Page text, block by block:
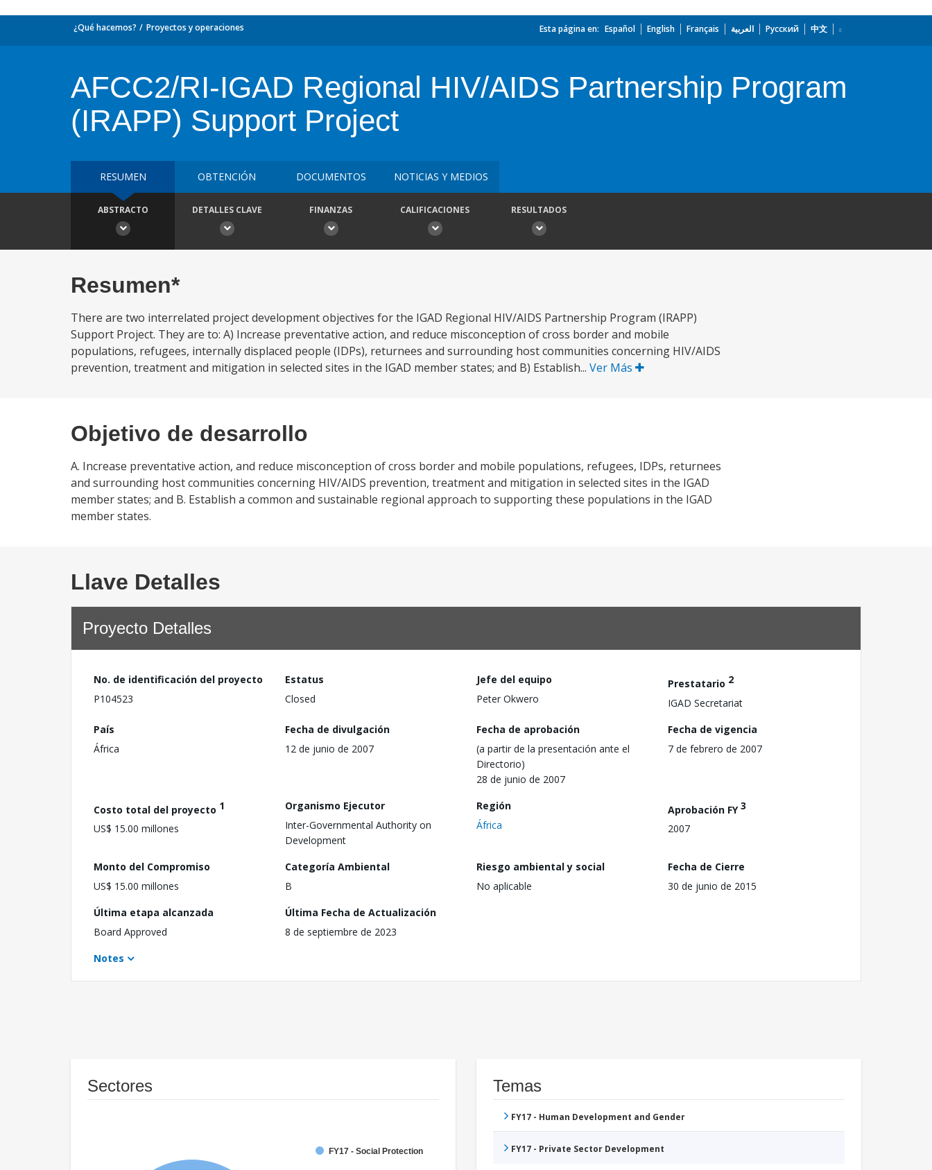
¿Qué hacemos? Proyectos y operaciones Esta página en: Español English Français العربية Русский 中文
AFCC2/RI-IGAD Regional HIV/AIDS Partnership Program
(IRAPP) Support Project
RESUMEN OBTENCIÓN DOCUMENTOS NOTICIAS Y MEDIOS
ABSTRACTO DETALLES CLAVE FINANZAS CALIFICACIONES RESULTADOS
Resumen*
There are two interrelated project development objectives for the IGAD Regional HIV/AIDS Partnership Program (IRAPP)
Support Project. They are to: A) Increase preventative action, and reduce misconception of cross border and mobile
populations, refugees, internally displaced people (IDPs), returnees and surrounding host communities concerning HIV/AIDS
prevention, treatment and mitigation in selected sites in the IGAD member states; and B) Establish... Ver Más
Objetivo de desarrollo
A. Increase preventative action, and reduce misconception of cross border and mobile populations, refugees, IDPs, returnees
and surrounding host communities concerning HIV/AIDS prevention, treatment and mitigation in selected sites in the IGAD
member states; and B. Establish a common and sustainable regional approach to supporting these populations in the IGAD
member states.
Llave Detalles
Proyecto Detalles
No. de identificación del proyecto
P104523
Estatus
Closed
Jefe del equipo
Peter Okwero
Prestatario 2
IGAD Secretariat
País
África
Fecha de divulgación
12 de junio de 2007
Fecha de aprobación
(a partir de la presentación ante el
Directorio)
28 de junio de 2007
Fecha de vigencia
7 de febrero de 2007
Costo total del proyecto 1
US$ 15.00 millones
Organismo Ejecutor
Inter-Governmental Authority on
Development
Región
África
Aprobación FY3
2007
Monto del Compromiso
US$ 15.00 millones
Categoría Ambiental
B
Riesgo ambiental y social
No aplicable
Fecha de Cierre
30 de junio de 2015
Última etapa alcanzada
Board Approved
Última Fecha de Actualización
8 de septiembre de 2023
Notes
Sectores
FY17 - Social Protection
Temas
FY17 - Human Development and Gender
FY17 - Private Sector Development